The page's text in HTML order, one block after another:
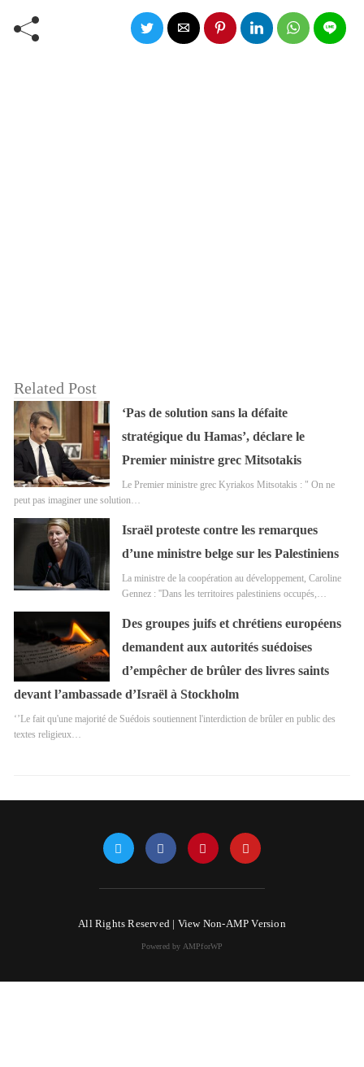
Related Post
‘Pas de solution sans la défaite
stratégique du Hamas’, déclare le
Premier ministre grec Mitsotakis
Le Premier ministre grec Kyriakos Mitsotakis : " On ne
peut pas imaginer une solution…
Israël proteste contre les remarques
d’une ministre belge sur les Palestiniens
La ministre de la coopération au développement, Caroline
Gennez : ''Dans les territoires palestiniens occupés,…
Des groupes juifs et chrétiens européens
demandent aux autorités suédoises
d’empêcher de brûler des livres saints
devant l’ambassade d’Israël à Stockholm
‘’Le fait qu'une majorité de Suédois soutiennent l'interdiction de brûler en public des
textes religieux…
All Rights Reserved | View Non-AMP Version
Powered by AMPforWP